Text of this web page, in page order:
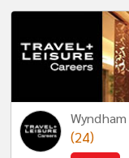
(24)